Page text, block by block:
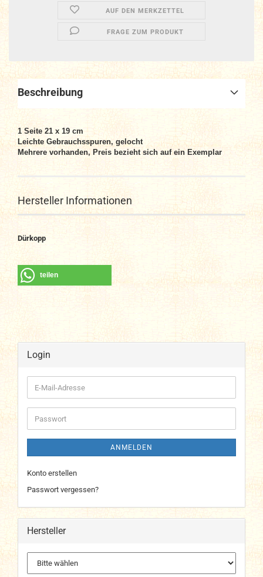
AUF DEN MERKZETTEL
FRAGE ZUM PRODUKT
Beschreibung
1 Seite 21 x 19 cm
Leichte Gebrauchsspuren, gelocht
Mehrere vorhanden, Preis bezieht sich auf ein Exemplar
Hersteller Informationen
Dürkopp
teilen
Login
E-
Mail-
Adresse
Passwort
ANMELDEN
Konto erstellen
Passwort vergessen?
Hersteller